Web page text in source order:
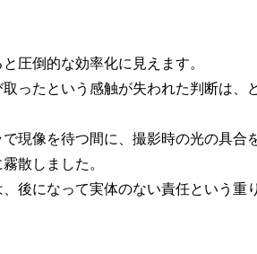
圧倒的な効率化に見えます。
ったという感触が失われた判断は、
現像を待つ間に、撮影時の光の具合
散しました。
後になって実体のない責任という重